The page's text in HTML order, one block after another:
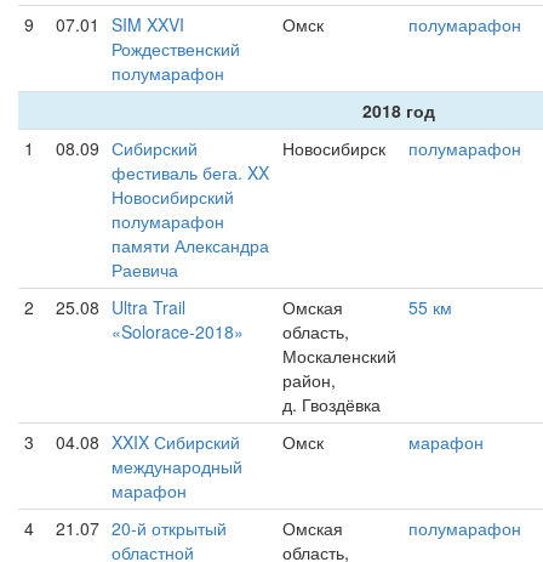
9 07.01
SIM XXVI
Рождественский
полумарафон
Омск полумарафон
2018 год
1
08.09 Сибирский
фестиваль бега. XX
Новосибирский
полумарафон
памяти Александра
Раевича
Новосибирск полумарафон
2 25.08 Ultra Trail
«Solorace-2018»
Омская
область,
Москаленский
район,
д. Гвоздёвка
55 км
3 04.08 XXIX Сибирский
международный
марафон
Омск марафон
4 21.07 20-й открытый
областной
Омская
область,
полумарафон